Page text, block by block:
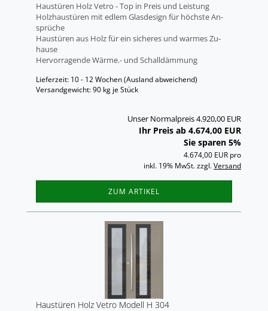
Haus­tü­ren Holz Vetro - Top in Preis und Leis­tung
Holz­haus­tü­ren mit edlem Glas­de­sign für höchs­te An­
sprü­che
Haus­tü­ren aus Holz für ein si­che­res und war­mes Zu­
hau­se
Her­vor­ra­gen­de Wärme.- und Schall­däm­mung
Lieferzeit: 10 - 12 Wochen(Ausland abweichend)
Versandgewicht:90 kg je Stück
Unser Normalpreis 4.920,00 EUR
Ihr Preis ab 4.674,00 EUR
Sie sparen 5%
4.674,00 EUR pro
inkl. 19% MwSt. zzgl.Versand
ZUM ARTIKEL
Haus­tü­ren Holz Vetro Mo­dell H 304